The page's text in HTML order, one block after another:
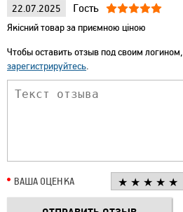
22.07.2025 Гость
Якісний товар за приємною ціною
Чтобы оставить отзыв под своим логином,
зарегистрируйтесь.
ВАША ОЦЕНКА